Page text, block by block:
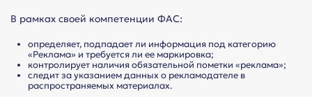
В рамках своей компетенции ФАС:
определяет, подпадает ли информация под категорию
«Реклама» и требуется ли ее маркировка;
контролирует наличия обязательной пометки «реклама»;
следит за указанием данных о рекламодателе в
распространяемых материалах.